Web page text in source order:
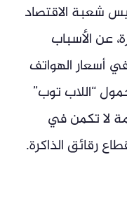
شعبة الاقتصاد
عن الأسباب
في أسعار الهواتف
“اللاب توب”
لا تكمن في
رقائق الذاكرة.